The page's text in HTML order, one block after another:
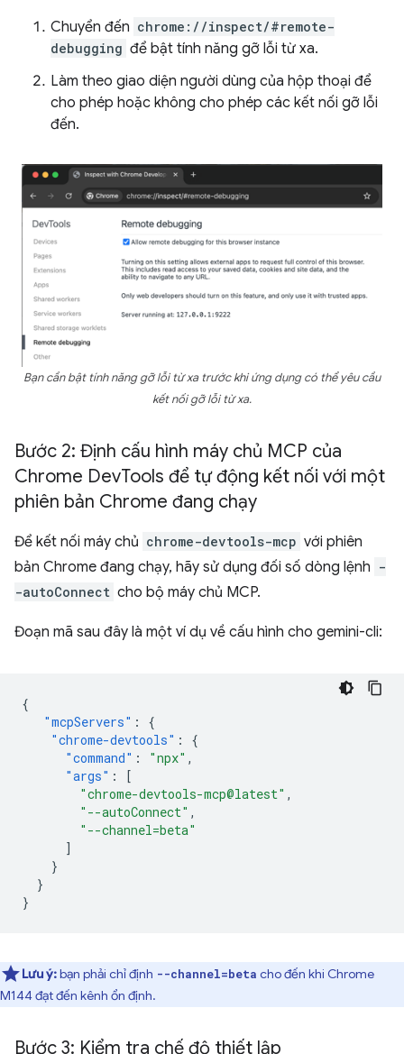
Chuyển đến chrome://inspect/#remote-
debugging để bật tính năng gỡ lỗi từ xa.
Làm theo giao diện người dùng của hộp thoại để
cho phép hoặc không cho phép các kết nối gỡ lỗi
đến.
Bạn cần bật tính năng gỡ lỗi từ xa trước khi ứng dụng có thể yêu cầu
kết nối gỡ lỗi từ xa.
Bước 2: Định cấu hình máy chủ MCP của
Chrome DevTools để tự động kết nối với một
phiên bản Chrome đang chạy
Để kết nối máy chủ chrome-devtools-mcp với phiên
bản Chrome đang chạy, hãy sử dụng đối số dòng lệnh -
-autoConnect cho bộ máy chủ MCP.
Đoạn mã sau đây là một ví dụ về cấu hình cho gemini-cli:
{
"mcpServers" :
{
"chrome-devtools" :
{
"command" : "npx" ,
"args" :
[
"chrome-devtools-mcp@latest" ,
"--autoConnect" ,
"--channel=beta"
]
}
}
}
Lưu ý:bạn phải chỉ định --channel=beta cho đến khi Chrome
M144 đạt đến kênh ổn định.
Bước 3: Kiểm tra chế độ thiết lập